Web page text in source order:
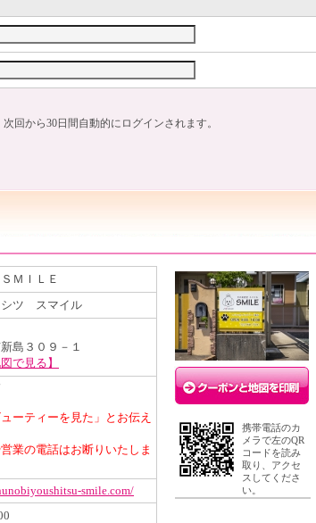
回から30日間自動的にログインされます。
ＭＩＬＥ
シツ スマイル
島３０９－１
で見る】
ーティーを見た」とお伝え
業の電話はお断りいたしま
smile.com/
携帯電話のカ
メラで左のQR
コードを読み
取り、アクセ
スしてくださ
い。